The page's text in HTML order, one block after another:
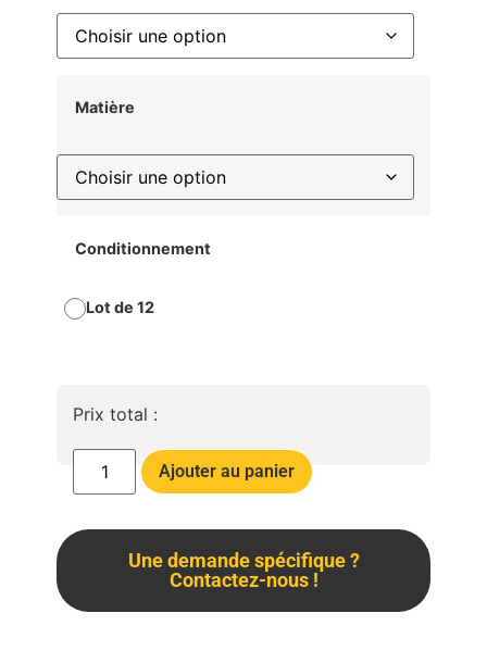
Matière
Conditionnement
Lot de 12
Prix total :
Ajouter au panier
Une demande spécifique ?
Contactez-nous !